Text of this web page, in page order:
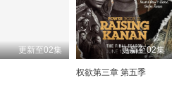
更新至02集 更新至02集
权欲第三章 第五季